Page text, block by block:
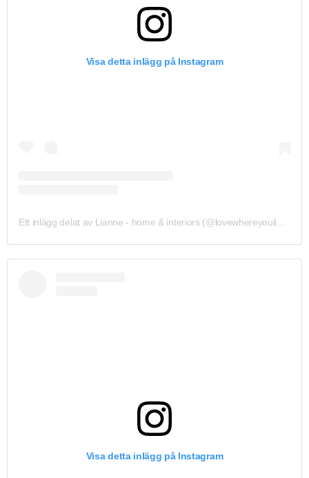
Visa detta inlägg på Instagram
Ett inlägg delat av Lianne - home & interiors (@lovewhereyouliverpool)
Visa detta inlägg på Instagram